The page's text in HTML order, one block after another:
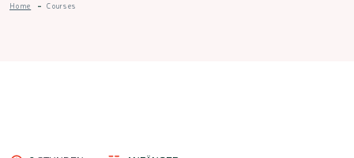
Home Courses